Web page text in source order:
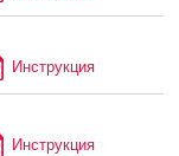
Инструкция
Инструкция